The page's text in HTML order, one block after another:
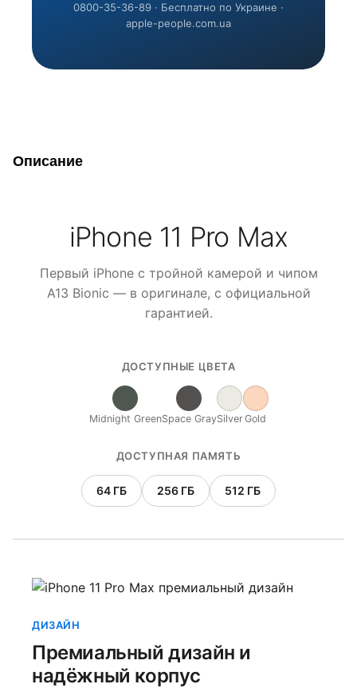
0800-35-36-89 · Бесплатно по Украине ·
apple-people.com.ua
Описание
iPhone 11 Pro Max
Первый iPhone с тройной камерой и чипом
A13 Bionic — в оригинале, с официальной
гарантией.
ДОСТУПНЫЕ ЦВЕТА
Midnight GreenSpace GraySilverGold
ДОСТУПНАЯ ПАМЯТЬ
64 ГБ 256 ГБ 512 ГБ
ДИЗАЙН
Премиальный дизайн и
надёжный корпус